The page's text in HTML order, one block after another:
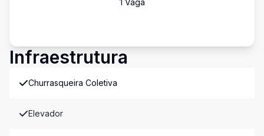
1 Vaga
Infraestrutura
Churrasqueira Coletiva
Elevador